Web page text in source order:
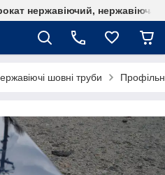
нержавіючий, нержавіюча
шовні труби